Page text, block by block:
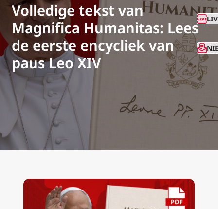
Volledige tekst van
Magnifica Humanitas: Lees
de eerste encycliek van
paus Leo XIV